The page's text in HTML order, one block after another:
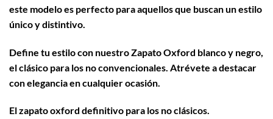
este modelo es perfecto para aquellos que buscan un estilo
único y distintivo.
Define tu estilo con nuestroZapato Oxford blanco y negro
el clásico para los no convencionales. Atrévete a destacar
con elegancia en cualquier ocasión.
El zapato oxford definitivo para los no clásicos.